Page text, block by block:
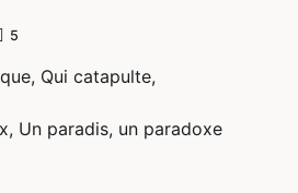
5
Qui catapulte,
Un paradis, un paradoxe